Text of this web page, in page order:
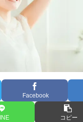
Facebook
コピー